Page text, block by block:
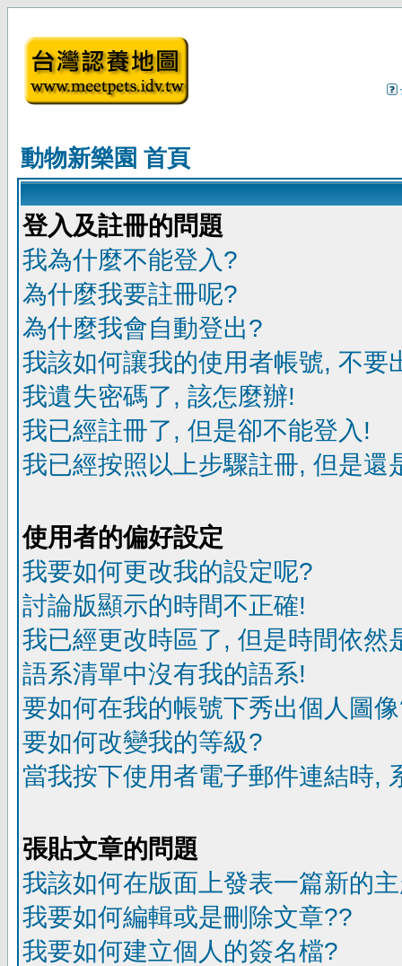
動物新樂園 首頁
登入及註冊的問題
我為什麼不能登入?
為什麼我要註冊呢?
為什麼我會自動登出?
我該如何讓我的使用者帳號, 不要
我遺失密碼了, 該怎麼辦!
我已經註冊了, 但是卻不能登入!
我已經按照以上步驟註冊, 但是還
使用者的偏好設定
我要如何更改我的設定呢?
討論版顯示的時間不正確!
我已經更改時區了, 但是時間依然
語系清單中沒有我的語系!
要如何在我的帳號下秀出個人圖
要如何改變我的等級?
當我按下使用者電子郵件連結時,
張貼文章的問題
我該如何在版面上發表一篇新的
我要如何編輯或是刪除文章??
我要如何建立個人的簽名檔?